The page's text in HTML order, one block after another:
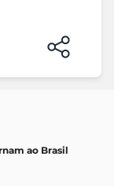
ao Brasil